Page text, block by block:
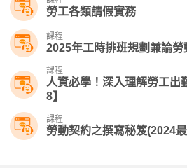
勞工各類請假實務
課程
2025年工時排班規劃兼論勞
課程
人資必學！深入理解勞工出
8】
課程
勞動契約之撰寫秘笈(2024